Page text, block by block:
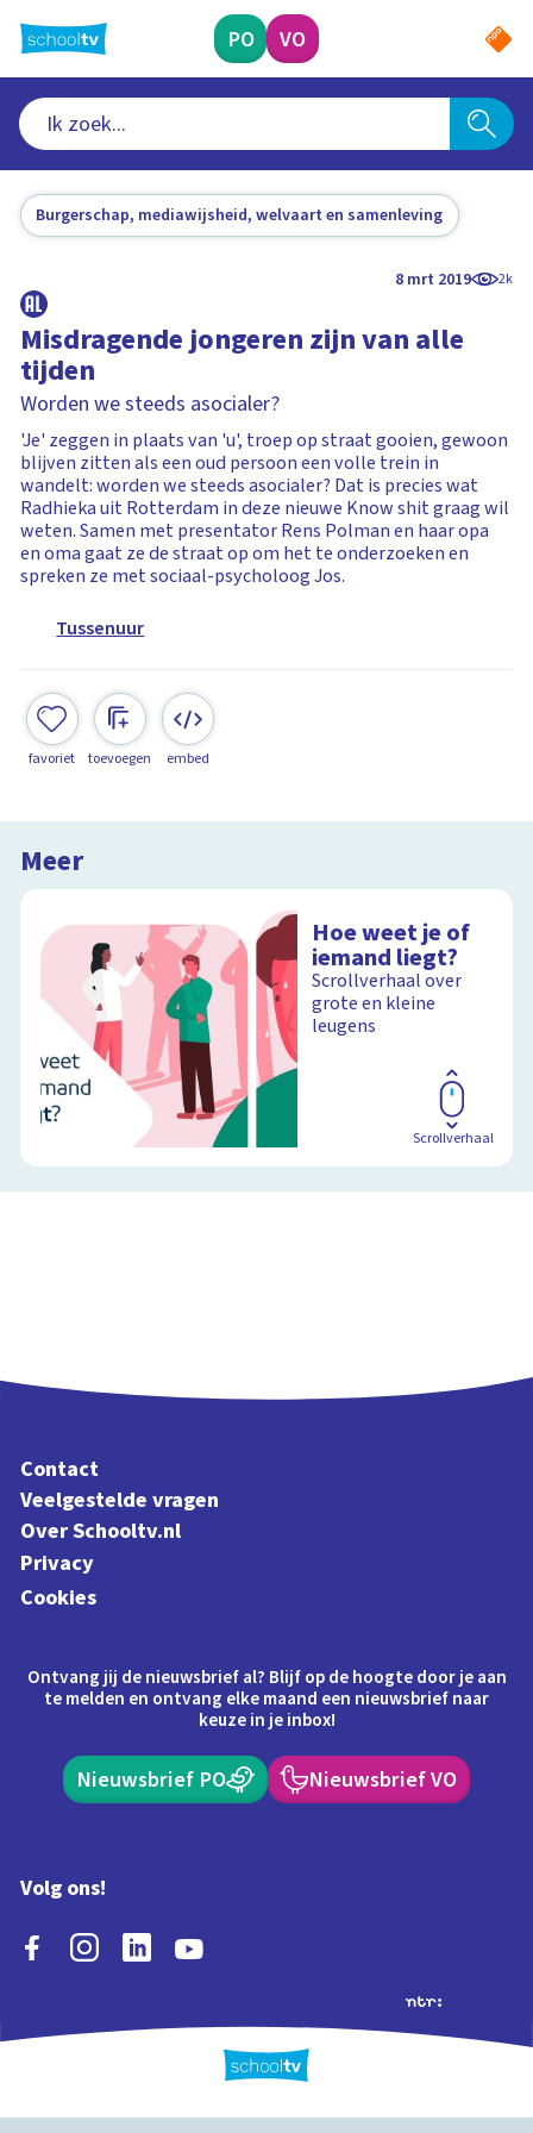
naar
hoofdinhoud
PO VO
Burgerschap, mediawijsheid, welvaart en samenleving
8 mrt 2019 2k
Misdragende jongeren zijn van alle
tijden
Worden we steeds asocialer?
'Je' zeggen in plaats van 'u', troep op straat gooien, gewoon
blijven zitten als een oud persoon een volle trein in
wandelt: worden we steeds asocialer? Dat is precies wat
Radhieka uit Rotterdam in deze nieuwe Know shit graag wil
weten. Samen met presentator Rens Polman en haar opa
en oma gaat ze de straat op om het te onderzoeken en
spreken ze met sociaal-psycholoog Jos.
Tussenuur
favoriet toevoegen embed
Meer
Hoe weet je of
iemand liegt?
Scrollverhaal over
grote en kleine
leugens
Scrollverhaal
Contact
Veelgestelde vragen
Over Schooltv.nl
Privacy
Cookies
Ontvang jij de nieuwsbrief al? Blijf op de hoogte door je aan
te melden en ontvang elke maand een nieuwsbrief naar
keuze in je inbox!
Nieuwsbrief PO Nieuwsbrief VO
Volg ons!